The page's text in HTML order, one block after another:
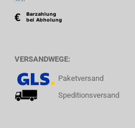
VERSANDWEGE:
Paketversand
Speditionsversand